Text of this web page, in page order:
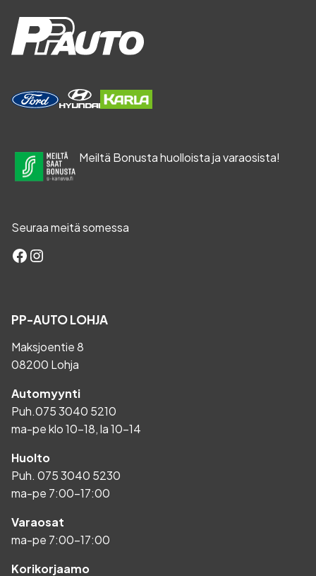
Meiltä Bonusta huolloista ja varaosista!
Seuraa meitä somessa
Facebook
Instagram
PP-AUTO LOHJA
Maksjoentie 8
08200 Lohja
Automyynti
Puh.075 3040 5210
ma-pe klo 10-18, la 10-14
Huolto
Puh. 075 3040 5230
ma-pe 7:00-17:00
Varaosat
ma-pe 7:00-17:00
Korikorjaamo